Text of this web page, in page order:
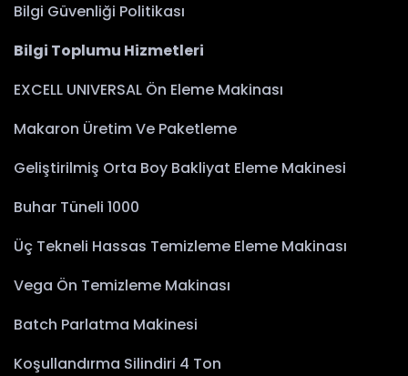
Bilgi Güvenliği Politikası
Bilgi Toplumu Hizmetleri
EXCELL UNIVERSAL Ön Eleme Makinası
Makaron Üretim Ve Paketleme
Geliştirilmiş Orta Boy Bakliyat Eleme Makinesi
Buhar Tüneli 1000
Üç Tekneli Hassas Temizleme Eleme Makinası
Vega Ön Temizleme Makinası
Batch Parlatma Makinesi
Koşullandırma Silindiri 4 Ton